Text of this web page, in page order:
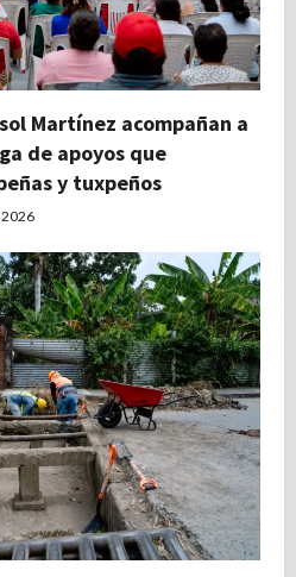
Martínez acompañan a
de apoyos que
y tuxpeños
2026